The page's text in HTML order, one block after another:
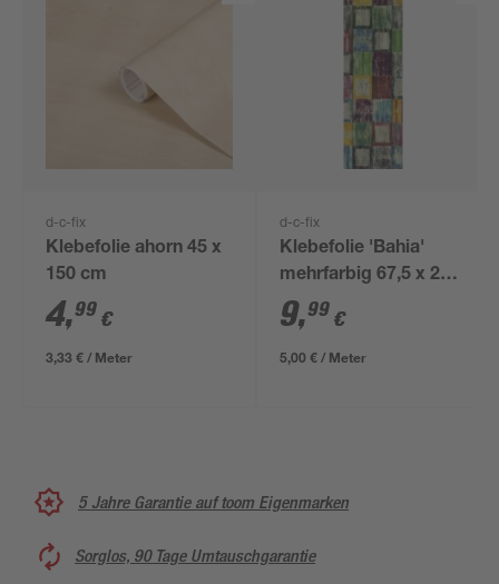
d-c-fix
Klebefolie ahorn 45 x
150 cm
4,99 €
3,33 € / Meter
d-c-fix
Klebefolie 'Bahia'
mehrfarbig 67,5 x 200
cm
9,99 €
5,00 € / Meter
5 Jahre Garantie auf toom Eigenmarken
Sorglos, 90 Tage Umtauschgarantie